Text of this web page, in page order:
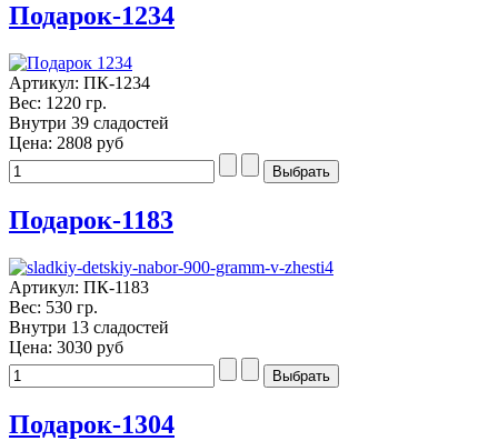
Подарок-1234
Артикул: ПК-1234
Вес: 1220 гр.
Внутри 39 сладостей
Цена: 2808 руб
Подарок-1183
Артикул: ПК-1183
Вес: 530 гр.
Внутри 13 сладостей
Цена: 3030 руб
Подарок-1304